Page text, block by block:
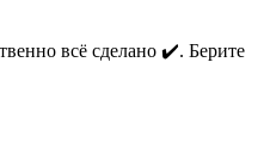
всё сделано ✔️. Берите